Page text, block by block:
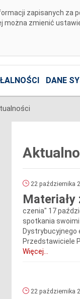
zapisanych
można zmienić
DANE
22 października
Materiały
czenia" 17
spotkania swoimi
Dystrybucyjnego
Przedstawiciele
Więcej...
22 października